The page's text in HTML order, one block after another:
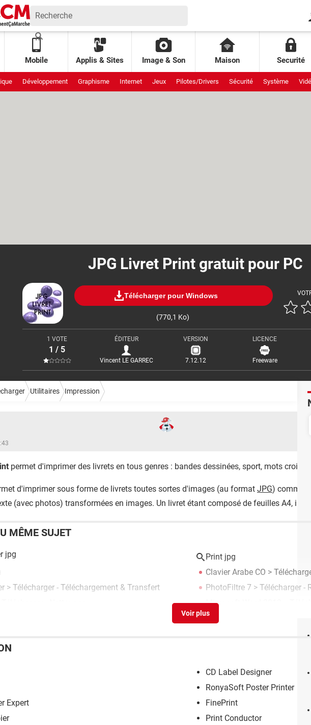
Mobile Applis & Sites Image & Son Maison Securité
Développement Graphisme Internet Jeux Pilotes/Drivers Sécurité Système
JPG Livret Print gratuit pour PC
Télécharger pour Windows
(770,1 Ko)
1 VOTE
1 / 5
ÉDITEUR
Vincent LE GARREC
VERSION
7.12.12
LICENCE
Freeware
Utilitaires Impression
permet d'imprimer des livrets en tous genres : bandes dessinées, sport, mots croisés,
d'imprimer sous forme de livrets toutes sortes d'images (au format JPG) comme
(avec photos) transformées en images. Un livret étant composé de feuilles A4,
MÊME SUJET
jpg
Print jpg
Clavier Arabe CO >
> Télécharger - Téléchargement & Transfert PhotoFiltre 7 > Télécharger -
Microsoft Word 2013
CD Label Designer
RonyaSoft Poster Printer
Expert
FinePrint
Print Conductor